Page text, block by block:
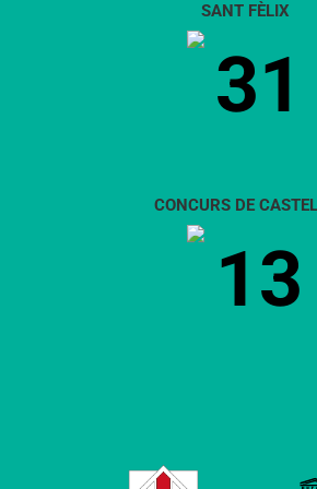
SANT FÈLIX
31
CONCURS DE
13